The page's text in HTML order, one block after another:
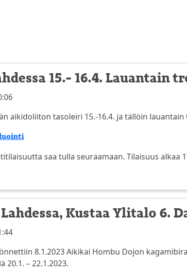
15.- 16.4. Lauantain
aikidoliiton tasoleiri 15.-16.4. ja tällöin
saa tulla seuraamaan. Tilaisuus alkaa
Kustaa Ylitalo 6.
8.1.2023 Aikikai Hombu Dojon
20.1. – 22.1.2023.